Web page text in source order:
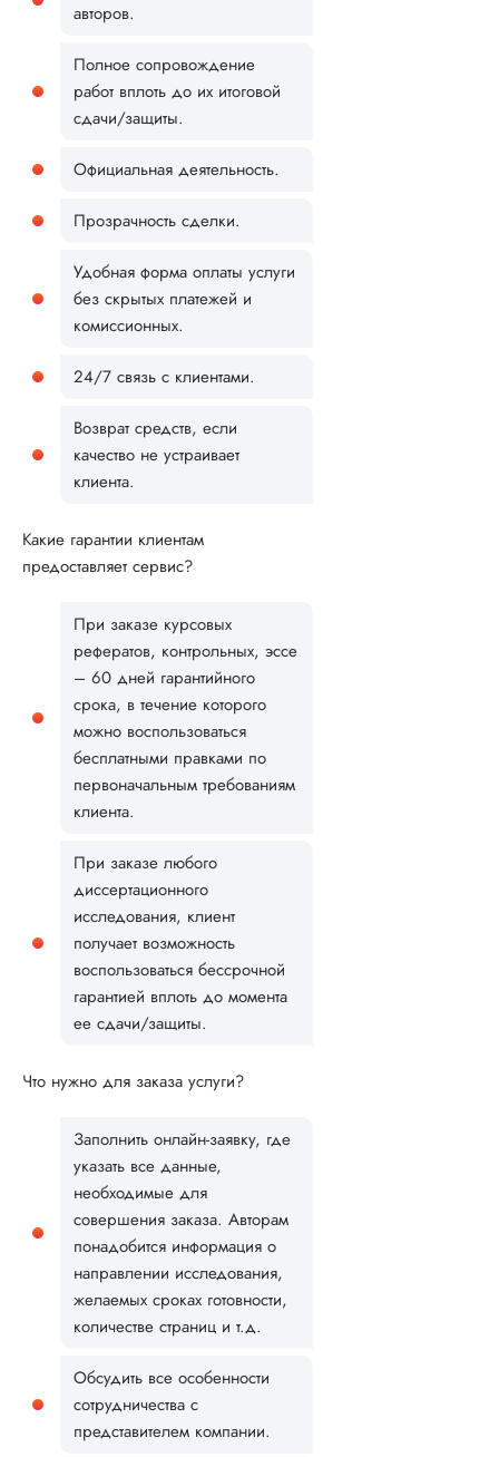
авторов.
Полное сопровождение
работ вплоть до их итоговой
сдачи/защиты.
Официальная деятельность.
Прозрачность сделки.
Удобная форма оплаты услуги
без скрытых платежей и
комиссионных.
24/7 связь с клиентами.
Возврат средств, если
качество не устраивает
клиента.
Какие гарантии клиентам
предоставляет сервис?
При заказе курсовых
рефератов, контрольных, эссе
– 60 дней гарантийного
срока, в течение которого
можно воспользоваться
бесплатными правками по
первоначальным требованиям
клиента.
При заказе любого
диссертационного
исследования, клиент
получает возможность
воспользоваться бессрочной
гарантией вплоть до момента
ее сдачи/защиты.
Что нужно для заказа услуги?
Заполнить онлайн-заявку, где
указать все данные,
необходимые для
совершения заказа. Авторам
понадобится информация о
направлении исследования,
желаемых сроках готовности,
количестве страниц и т.д.
Обсудить все особенности
сотрудничества с
представителем компании.